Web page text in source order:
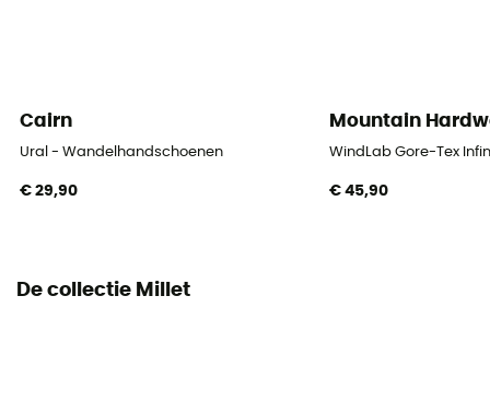
Cairn
Ural - Wandelhandschoenen
€ 29,90
Mountain
WindLab Gore-Tex
€ 45,90
De collectie Millet